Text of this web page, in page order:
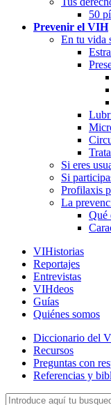
50
Prevenir el VIH
En tu vida
Si eres
Si
Profilaxis
La
Qué
VIHistorias
Reportajes
Entrevistas
VIHdeos
Guías
Quiénes somos
Diccionario del
Recursos
Preguntas con
Referencias y